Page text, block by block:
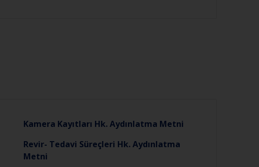
Kamera Kayıtları Hk. Aydınlatma Metni
Revir- Tedavi Süreçleri Hk. Aydınlatma
Metni